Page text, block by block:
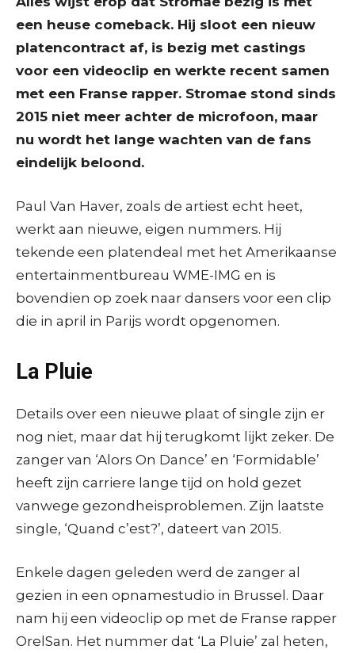
een heuse comeback. Hij sloot een nieuw
platencontract af, is bezig met castings
voor een videoclip en werkte recent samen
met een Franse rapper. Stromae stond sinds
2015 niet meer achter de microfoon, maar
nu wordt het lange wachten van de fans
eindelijk beloond.
Paul Van Haver, zoals de artiest echt heet,
werkt aan nieuwe, eigen nummers. Hij
tekende een platendeal met het Amerikaanse
entertainmentbureau WME-IMG en is
bovendien op zoek naar dansers voor een clip
die in april in Parijs wordt opgenomen.
La Pluie
Details over een nieuwe plaat of single zijn er
nog niet, maar dat hij terugkomt lijkt zeker. De
zanger van ‘Alors On Dance’ en ‘Formidable’
heeft zijn carriere lange tijd on hold gezet
vanwege gezondheisproblemen. Zijn laatste
single, ‘Quand c’est?’, dateert van 2015.
Enkele dagen geleden werd de zanger al
gezien in een opnamestudio in Brussel. Daar
nam hij een videoclip op met de Franse rapper
OrelSan. Het nummer dat ‘La Pluie’ zal heten,